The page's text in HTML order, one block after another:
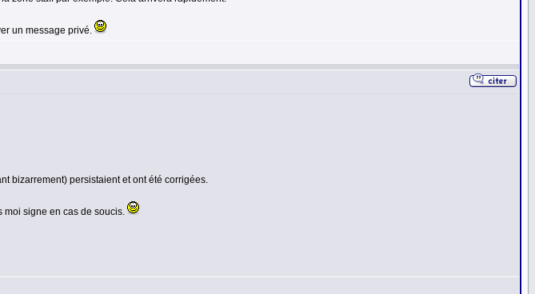
un message privé.
bizarrement) persistaient et ont été corrigées.
moi signe en cas de soucis.